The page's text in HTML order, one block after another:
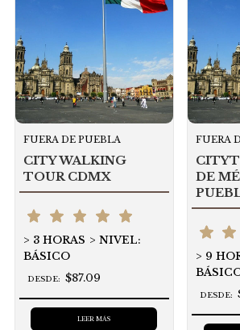
FUERA DE PUEBLA
CITY WALKING
TOUR CDMX
3 HORAS
NIVEL:
BÁSICO
DESDE: $87.09
LEER MÁS
FUERA
DE
9
DESDE: